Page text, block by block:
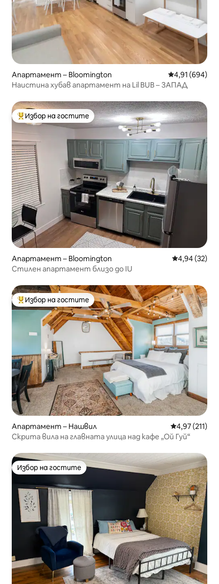
Апартамент – Bloomington Средна
4,91 (694)
Наистина хубав апартамент на Lil BUB – ЗАПАД
Най-популярен избор на гостите
Избор на гостите
Апартамент – Bloomington Средна
4,94 (32)
Стилен апартамент близо до IU
Най-популярен избор на гостите
Избор на гостите
Апартамент – Нашвил Средна
4,97 (211)
Скрита вила на главната улица над кафе „Ой Гуй“
Избор на гостите
Избор на гостите